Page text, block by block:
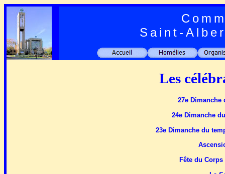
Saint-
Les
27e Dimanche
24e Dimanche
23e Dimanche du
Fête du